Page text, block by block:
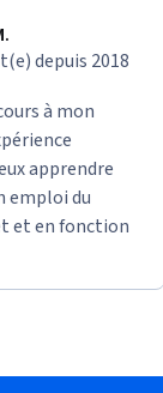
depuis 2018
à mon
apprendre
emploi du
et en fonction